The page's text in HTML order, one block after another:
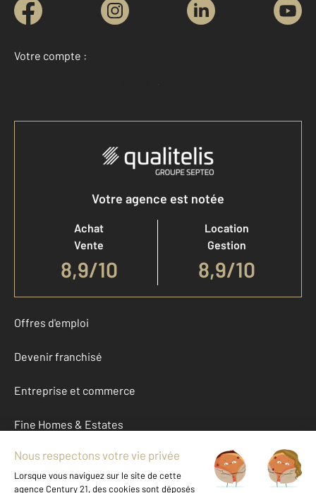
Votre compte :
Accéder à mon compte
Votre agence est notée
Achat
Vente
8,9/10
Location
Gestion
8,9/10
Offres d'emploi
Devenir franchisé
Entreprise et commerce
Fine Homes & Estates
À propos